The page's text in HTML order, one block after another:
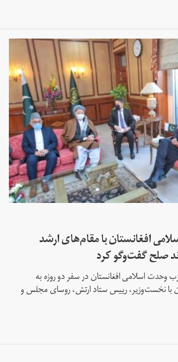
افغانستان با مقام‌های ارشد
صلح گفت‌وگو کرد
وحدت اسلامی افغانستان در سفر دو روزه به
با نخست‌وزیر، رییس ستاد ارتش، روسای مجلس و